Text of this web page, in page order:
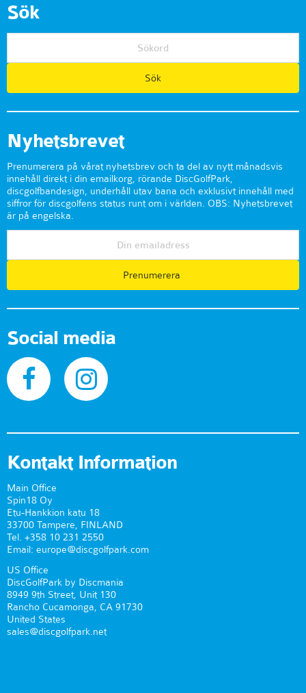
Sök
Nyhetsbrevet
Prenumerera på vårat nyhetsbrev och ta del av nytt månadsvis
innehåll direkt i din emailkorg, rörande DiscGolfPark,
discgolfbandesign, underhåll utav bana och exklusivt innehåll med
siffror för discgolfens status runt om i världen. OBS: Nyhetsbrevet
är på engelska.
Prenumerera
Social media
Kontakt Information
Main Office
Spin18 Oy
Etu-Hankkion katu 18
33700 Tampere, FINLAND
Tel. +358 10 231 2550
Email: europe@discgolfpark.com
US Office
DiscGolfPark by Discmania
8949 9th Street, Unit 130
Rancho Cucamonga, CA 91730
United States
sales@discgolfpark.net